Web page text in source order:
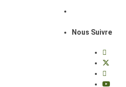
Nous Suivre